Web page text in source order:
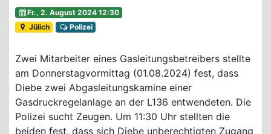
Fr., 2. August 2024 12:30
Jülich
Polizei
Zwei Mitarbeiter eines Gasleitungsbetreibers stellte
am Donnerstagvormittag (01.08.2024) fest, dass
Diebe zwei Abgasleitungskamine einer
Gasdruckregelanlage an der L136 entwendeten. Die
Polizei sucht Zeugen. Um 11:30 Uhr stellten die
beiden fest, dass sich Diebe unberechtigten Zugang